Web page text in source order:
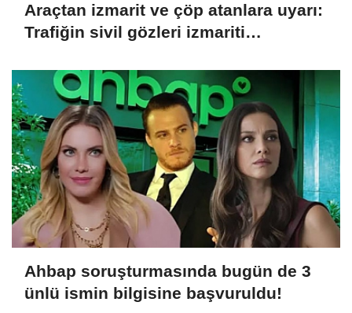
Araçtan izmarit ve çöp atanlara uyarı:
Trafiğin sivil gözleri izmariti
Ahbap soruşturmasında bugün de 3
ünlü ismin bilgisine başvuruldu!